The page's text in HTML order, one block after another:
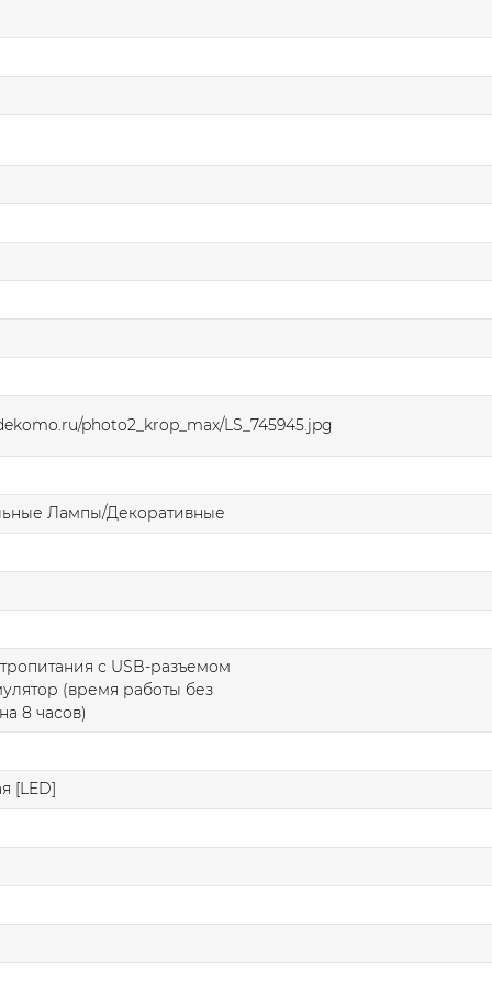
photo2_krop_max/LS_745945.jpg
Лампы/Декоративные
с USB-разъемом
(время работы без
8 часов)
[LED]